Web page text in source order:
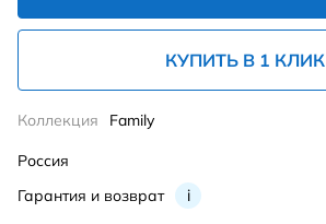
КУПИТЬ В 1 КЛИК
Гарантия и возврат i
Коллекция Family
Россия